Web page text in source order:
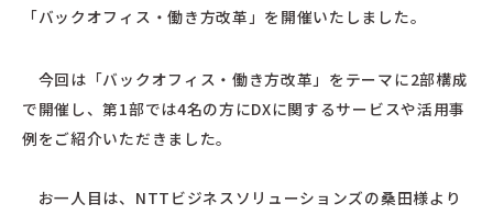
「バックオフィス・働き方改革」を開催いたしました。
今回は「バックオフィス・働き方改革」をテーマに2部構成
で開催し、第1部では4名の方にDXに関するサービスや活用事
例をご紹介いただきました。
お一人目は、NTTビジネスソリューションズの桑田様より